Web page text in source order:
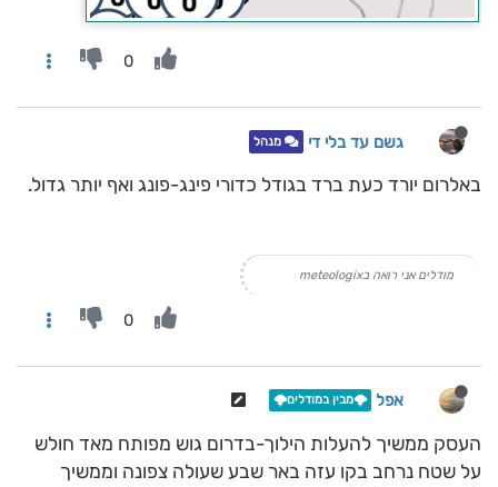
0
גשם עד בלי די מנהל
באלרום יורד כעת ברד בגודל כדורי פינג-פונג ואף יותר גדול.
מודלים אני רואה בmeteologix
0
אפל 🌩️מבין במודלים🌩️
העסק ממשיך להעלות הילוך-בדרום גוש מפותח מאד חולש
על שטח נרחב בקו עזה באר שבע שעולה צפונה וממשיך